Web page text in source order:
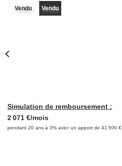
Vendu Vendu
Simulation de remboursement :
2 071 €/mois
pendant 20 ans à 3% avec un apport de 41 500 €